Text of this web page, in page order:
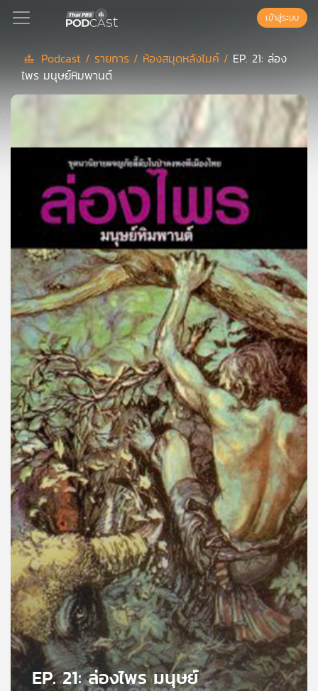
Podcast
ย์
เพล
ย์
ลิ
สต์
ของ
คุณ
เพลง
บทความ
ข่าว
และ
กิจกรรม
เกี่ยว
กับ
เรา
เครือ
ข่าย
วิทยุ
เข้าสู่ระบบ
Podcast / รายการ / ห้องสมุดหลังไมค์ / EP. 21: ล่อง
ไพร มนุษย์หิมพานต์
EP. 21: ล่องไพร มนุษย์